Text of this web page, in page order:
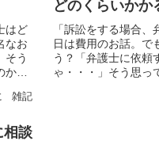
はど
なお
そう
か
雑記
どのくらいかか
「訴訟をする場合
日は費用のお話。で
う？「弁護士に依頼
ゃ・・・」そう思っ
談